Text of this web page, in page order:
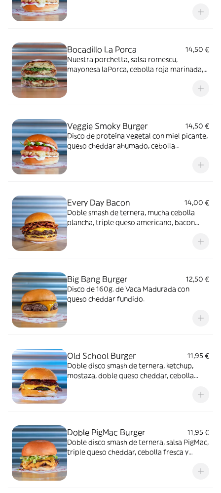
Bocadillo La Porca
14,50 €
Nuestra porchetta, salsa romescu,
mayonesa laPorca, cebolla roja marinada,
Veggie Smoky Burger
14,50 €
Disco de proteína vegetal con miel picante,
queso cheddar ahumado, cebolla
Every Day Bacon
14,00 €
Doble smash de ternera, mucha cebolla
plancha, triple queso americano, bacon
Big Bang Burger
12,50 €
Disco de 160g. de Vaca Madurada con
queso cheddar fundido.
Old School Burger
11,95 €
Doble disco smash de ternera, ketchup,
mostaza, doble queso cheddar, cebolla
Doble PigMac Burger
11,95 €
Doble disco smash de ternera, salsa PigMac,
triple queso cheddar, cebolla fresca y